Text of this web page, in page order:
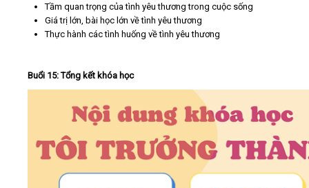
Tầm quan trọng của tình yêu thương trong cuộc sống
Giá trị lớn, bài học lớn về tình yêu thương
Thực hành các tình huống về tình yêu thương
Buổi 15: Tổng kết khóa học